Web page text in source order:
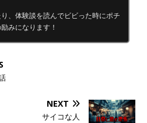
、体験談を読んでビビった時にポチ
みになります！
NEXT
サイコな人